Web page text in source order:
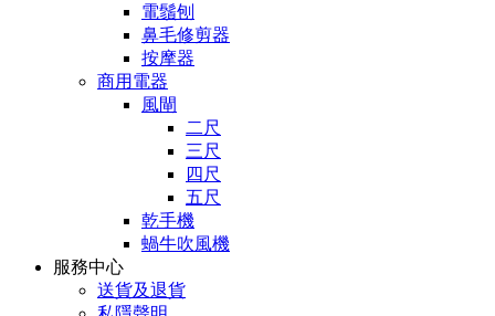
電鬚刨
鼻毛修剪器
按摩器
商用電器
風閘
二尺
三尺
四尺
五尺
乾手機
蝸牛吹風機
服務中心
送貨及退貨